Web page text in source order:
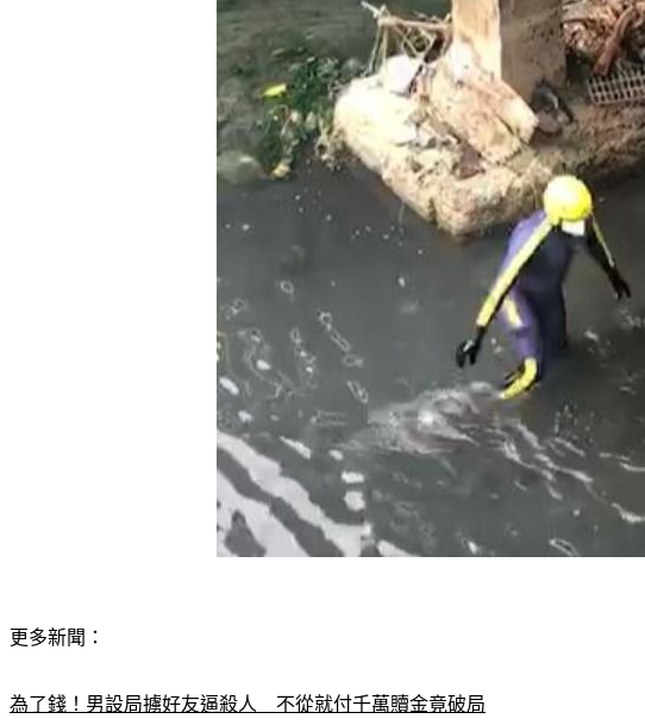
更多新聞：
為了錢！男設局擄好友逼殺人　不從就付千萬贖金竟破局